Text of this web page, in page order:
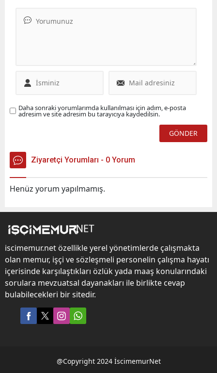
Daha sonraki yorumlarımda kullanılması için adım, e-posta
adresim ve site adresim bu tarayıcıya kaydedilsin.
Ziyaretçi Yorumları - 0 Yorum
Henüz yorum yapılmamış.
iscimemur.net özellikle yerel yönetimlerde çalışmakta
olan memur, işçi ve sözleşmeli personelin çalışma hayatı
içerisinde karşılaştıkları özlük yada maaş konularındaki
sorulara mevzuatsal dayanakları ile birlikte cevap
bulabilecekleri bir sitedir.
@Copyright 2024 İscimemurNet